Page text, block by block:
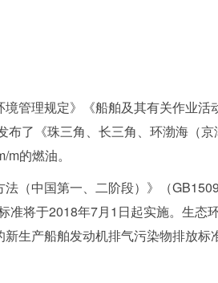
管理规定》《船舶及其有关作业活
了《珠三角、长三角、环渤海（
的燃油。
（中国第一、二阶段）》（
将于2018年7月1日起实施。生态
生产船舶发动机排气污染物排放标